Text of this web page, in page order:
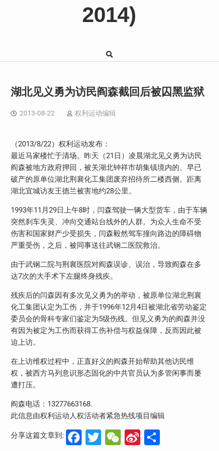
2014)
湖北见义勇为访民阎森截回后被囚黑监狱
2013-08-22 权利运动编辑
（2013/8/22）权利运动发布：
最近马家楼忙于清场。昨天（21日）凌晨湖北见义勇为访民
阎森被地方政府押回，被关湖北钟祥市胡集镇境内的、早已
破产的原单位湖北荆襄化工集团废弃招待所二楼西侧。距离
湖北宜城访友王德兰被害地约28公里。
1993年11月29日上午8时，闫森驾驶一辆大型货车，由于车辆
突然刹车失灵、冲向交通站台线外的人群。为众人生命不受
伤害和国家财产少受损失，闫森毅然驾车撞向路边的障碍物
严重受伤，之后，被同事送往武钢二医院救治。
由于武钢二院与荆襄医院对阎森误诊、误治，导致阎森在多
达7次的大手术下左腿终身残疾。
残疾后的闫森因有多次见义勇为的举动，被原单位湖北荆襄
化工集团认定为工伤，并于1996年12月4日被湖北省劳动鉴定
委员会的骨科专家们鉴定为5级伤残。但见义勇为的阎森并没
有因为被定为工伤而获得工伤补偿与权益保障，反而因此被
迫上访。
在上访维权过程中，正直好义的阎森开始帮助其他访民维
权，被西方马列意识形态固化的中共官员认为多管闲事而屡
遭打压。
阎森电话：13277663168.
此信息由权利运动人权活动者紧急热线项目编辑
分享这篇文章到: Facebook
Twitter
WeChat
Sina分